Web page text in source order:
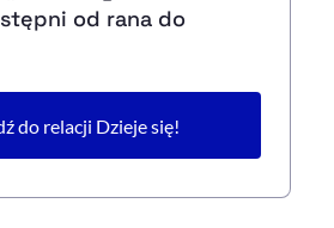
od rana do
do relacji Dzieje się!